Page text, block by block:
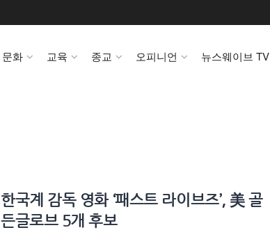
문화 교육 종교 오피니언 뉴스웨이브 TV
한국계 감독 영화 ‘패스트 라이브즈’, 美 골
든글로브 5개 후보